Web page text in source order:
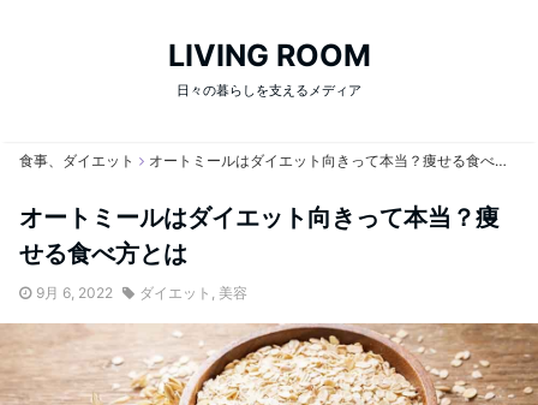
LIVING ROOM
日々の暮らしを支えるメディア
食事、ダイエット オートミールはダイエット向きって本当？痩せる食べ方とは
オートミールはダイエット向きって本当？痩
せる食べ方とは
9月 6, 2022 ダイエット , 美容